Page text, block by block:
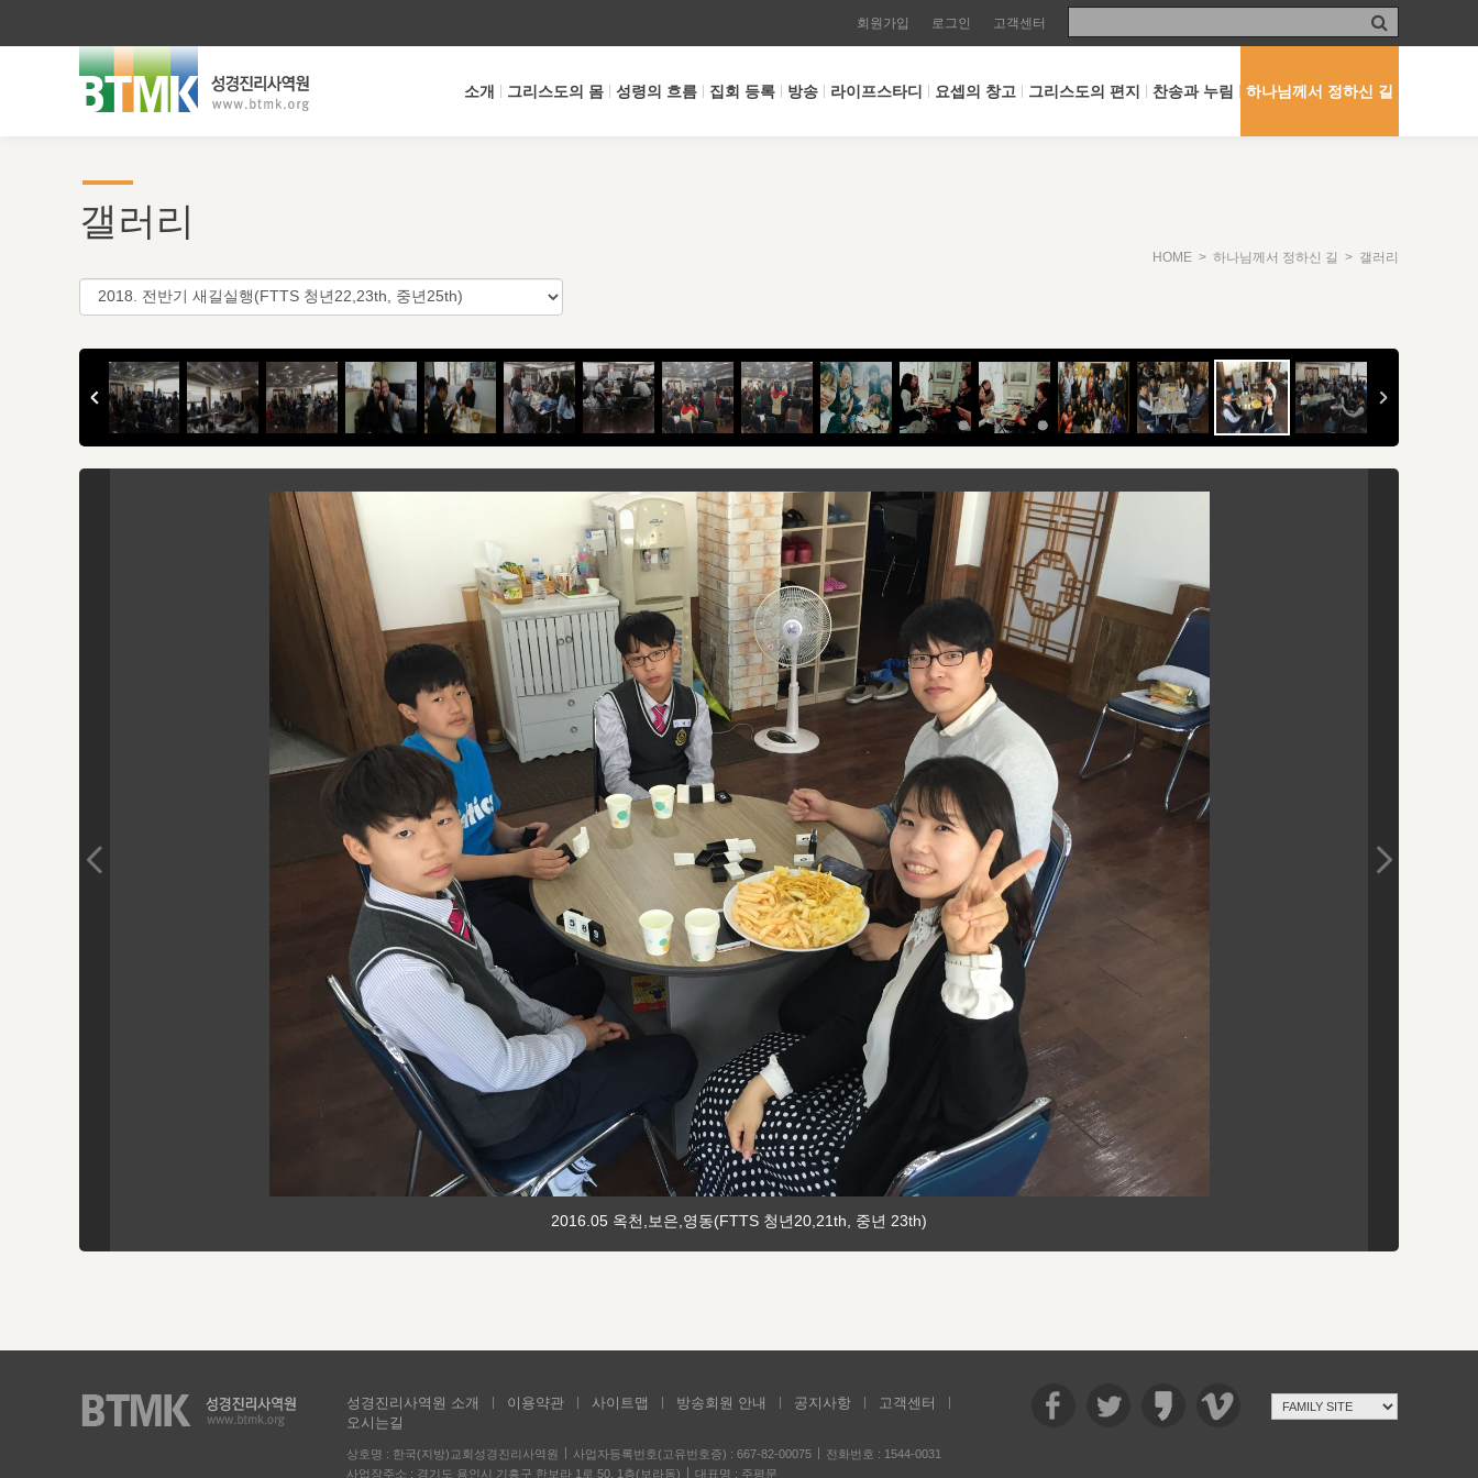
회원가입 로그인 고객센터
소개 그리스도의 몸 성령의 흐름 집회 등록 방송 라이프스타디 요셉의 창고 그리스도의 편지 찬송과 누림 하나님께서 정하신 길
갤러리
HOME > 하나님께서 정하신 길 > 갤러리
2016.05 옥천,보은,영동(FTTS 청년20,21th, 중년 23th)
성경진리사역원 소개 이용약관 사이트맵 방송회원 안내 공지사항
고객센터
오시는길
상호명 : 한국(지방)교회성경진리사역원 사업자등록번호(고유번호증) : 667-82-00075
전화번호 : 1544-0031
사업장주소 : 경기도 용인시 기흥구 한보라 1로 50, 1층(보라동)
대표명 : 주평문